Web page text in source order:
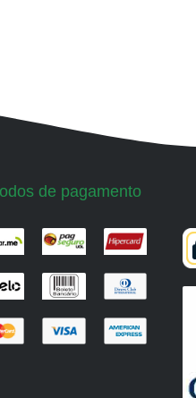
de pagamento